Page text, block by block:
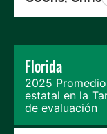
Florida
2025 Promedio
estatal en la
de evaluación